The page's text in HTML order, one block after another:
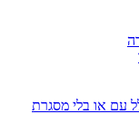
עם או בלי מסגרת